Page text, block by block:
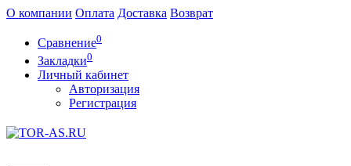
О компании Оплата Доставка Возврат
Сравнение0
Закладки0
Личный кабинет
Авторизация
Регистрация